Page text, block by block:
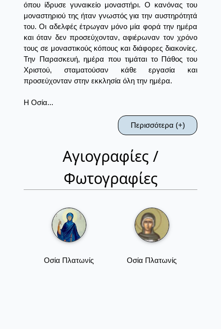
όπου ίδρυσε γυναικείο μοναστήρι. Ο κανόνας του
μοναστηριού της ήταν γνωστός για την αυστηρότητά
του. Οι αδελφές έτρωγαν μόνο μία φορά την ημέρα
και όταν δεν προσεύχονταν, αφιέρωναν τον χρόνο
τους σε μοναστικούς κόπους και διάφορες διακονίες.
Την Παρασκευή, ημέρα που τιμάται το Πάθος του
Χριστού, σταματούσαν κάθε εργασία και
προσεύχονταν στην εκκλησία όλη την ημέρα.
Η Οσία...
Περισσότερα (+)
Αγιογραφίες /
Φωτογραφίες
Οσία Πλατωνίς Οσία Πλατωνίς